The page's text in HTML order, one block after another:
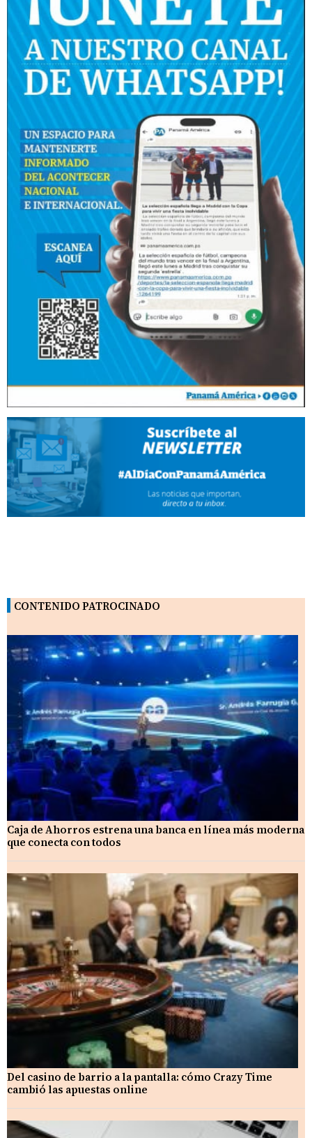
CONTENIDO PATROCINADO
Caja de Ahorros estrena una banca en línea más moderna
que conecta con todos
Del casino de barrio a la pantalla: cómo Crazy Time
cambió las apuestas online